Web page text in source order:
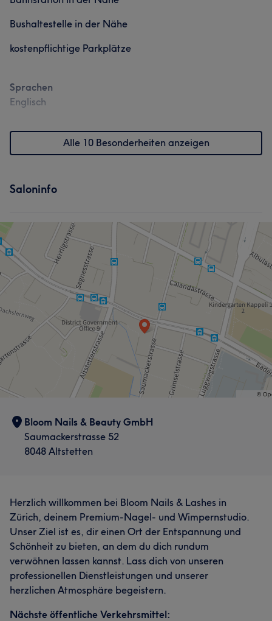
Professionell
Was unsere Kunden über Moni sagen
Freundlich Kompetent 7 Professionell 7
Talentiert 6
Bushaltestelle in der Nähe
kostenpflichtige Parkplätze
Sprachen
Englisch
Alle 10 Besonderheiten anzeigen
Saloninfo
Bloom Nails & Beauty GmbH
Saumackerstrasse 52
8048 Altstetten
Herzlich willkommen bei Bloom Nails & Lashes in
Zürich, deinem Premium-Nagel- und Wimpernstudio.
Unser Ziel ist es, dir einen Ort der Entspannung und
Schönheit zu bieten, an dem du dich rundum
verwöhnen lassen kannst. Lass dich von unseren
professionellen Dienstleistungen und unserer
herzlichen Atmosphäre begeistern.
Nächste öffentliche Verkehrsmittel: